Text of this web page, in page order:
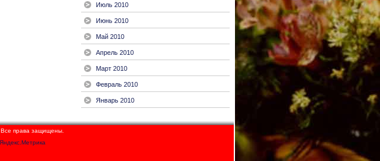
Июль 2010
Июнь 2010
Май 2010
Апрель 2010
Март 2010
Февраль 2010
Январь 2010
Все права защищены.